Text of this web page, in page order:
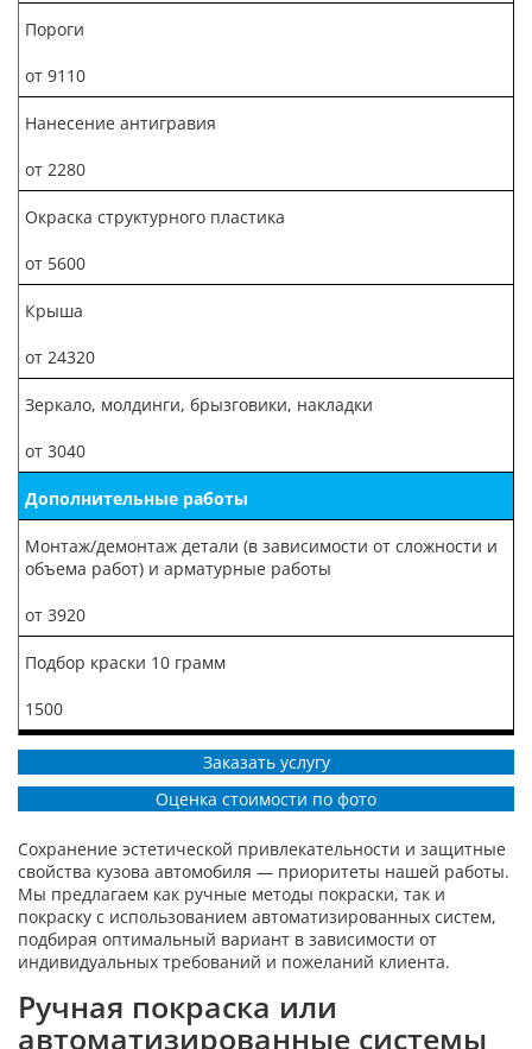
Пороги
от 9110
Нанесение антигравия
от 2280
Окраска структурного пластика
от 5600
Крыша
от 24320
Зеркало, молдинги, брызговики, накладки
от 3040
Дополнительные работы
Монтаж/демонтаж детали (в зависимости от сложности и
объема работ) и арматурные работы
от 3920
Подбор краски 10 грамм
1500
Заказать услугу
Оценка стоимости по фото
Сохранение эстетической привлекательности и защитные
свойства кузова автомобиля — приоритеты нашей работы.
Мы предлагаем как ручные методы покраски, так и
покраску с использованием автоматизированных систем,
подбирая оптимальный вариант в зависимости от
индивидуальных требований и пожеланий клиента.
Ручная покраска или
автоматизированные системы